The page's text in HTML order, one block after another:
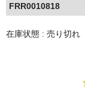
FRR0010818
在庫状態 : 売り切れ